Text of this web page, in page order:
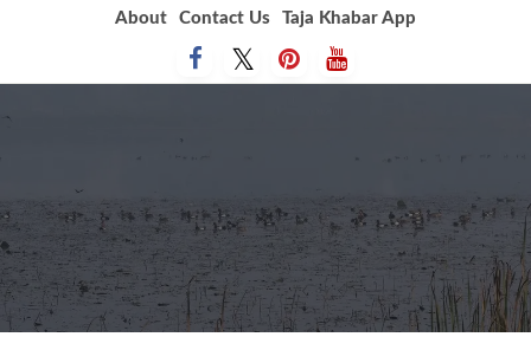
About Contact Us Taja Khabar App